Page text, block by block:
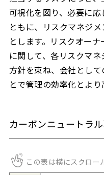
可視化を図り、必要に
ともに、リスクマネジ
とします。リスクオー
に関して、各リスクマ
方針を束ね、会社とし
とで管理の効率化とより
カーボンニュートラ
この表は横にスクロー